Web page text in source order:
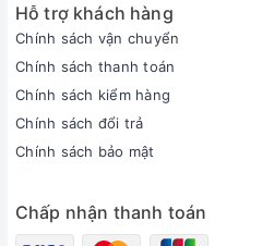
Hỗ trợ khách hàng
Chính sách vận chuyển
Chính sách thanh toán
Chính sách kiểm hàng
Chính sách đổi trả
Chính sách bảo mật
Chấp nhận thanh toán